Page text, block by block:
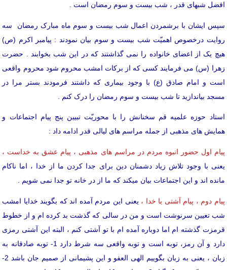
افضل شبهای قدر ، شب بیست و سوم رمضان است .
سپس ایشان با برشمردن اعمال شب بیست و سوم ماه مبارک رمضان سه
روایت درخصوص اهمیّت شب بیست و سوم بیان نمودند : پیامبر اکرم (ص)
هیچ یک از اعضای خانواده را نمی گذاشتند که در این شب بخوابند . حضرت
زهرا (س) می فرمایند کسی که از برکات امشب محروم شود محروم واقعی
است و امام صادق (ع) با وجود بیماری که داشتند فرمودند بستر مرا در
مسجد بیاندازید تا شب بیست و سوم رمضان را درک کنم .
استاد حوزه علمیه قم سخنانش را با محوریّت تبیین پنج پیام اجتماعات و
همایش های مذهبی از جمله مراسم های لیالی قدر ادامه داد :
پیام اول حضور انبوه مردم در مراسم های مذهبی ، پیام عشق به خداست ،
یعنی با وجود تلاش زیاد دشمنان دین برای جدا کردن ما از خدا ، اما ناکام
مانده اند و این اجتماعات بیان میکند که ما از در خانه تو جدا نمی شویم .
پیام دوم ، پیام آشتی با خدا ، یعنی این مردم آمده اند که بگویند خدایا امشب
شب تعیین سرنوشت است و من در سالی که گذشت بد کرده ام و از خطوط
قرمزت گذشته ام اما دوباره آمده ام با تو آشتی کنم ، البته این آشتی رمزی
دارد و آن رمز، توبه است و توبه واقعی سه شرط دارد 1- توبه صادقانه به
زبان ، یعنی به زبان بگوییم الهی العفو و این پشیمانی از صمیم جان باشد 2-